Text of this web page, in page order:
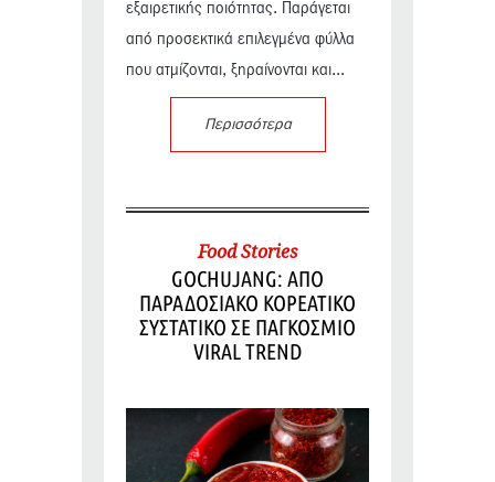
εξαιρετικής ποιότητας. Παράγεται
από προσεκτικά επιλεγμένα φύλλα
που ατμίζονται, ξηραίνονται και...
Περισσότερα
Food Stories
GOCHUJANG: ΑΠΟ
ΠΑΡΑΔΟΣΙΑΚΟ ΚΟΡΕΑΤΙΚΟ
ΣΥΣΤΑΤΙΚΟ ΣΕ ΠΑΓΚΟΣΜΙΟ
VIRAL TREND